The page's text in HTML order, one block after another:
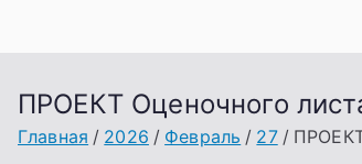
ПРОЕКТ Оценочного
Главная 2026 Февраль 27